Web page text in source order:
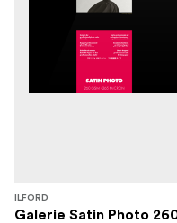
ILFORD
Galerie Satin Photo